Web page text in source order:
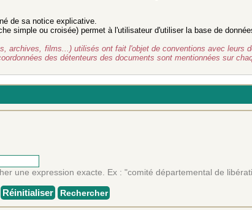
de sa notice explicative.
simple ou croisée) permet à l'utilisateur d'utiliser la base de
archives, films...) utilisés ont fait l'objet de conventions avec leurs
des détenteurs des documents sont mentionnées sur
une expression exacte. Ex : "comité départemental de
Réinitialiser Rechercher